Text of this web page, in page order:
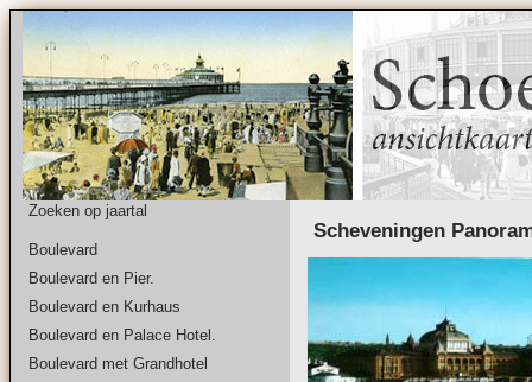
Zoeken op jaartal
Boulevard
Boulevard en Pier.
Boulevard en Kurhaus
Boulevard en Palace Hotel.
Boulevard met Grandhotel
Scheveningen